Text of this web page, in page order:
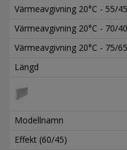
Värmeavgivning 20°C - 55/
Värmeavgivning 20°C - 70/
Värmeavgivning 20°C - 75/
Längd
Modellnamn
Effekt (60/45)